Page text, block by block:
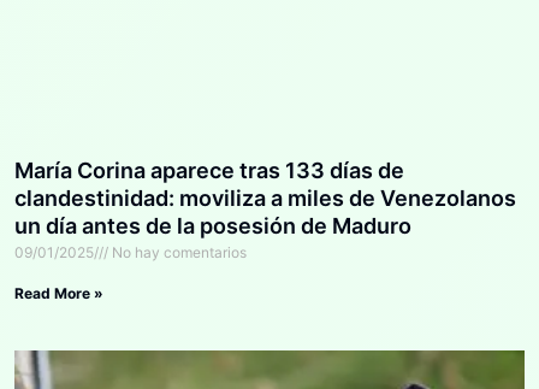
María Corina aparece tras 133 días de
clandestinidad: moviliza a miles de Venezolanos
un día antes de la posesión de Maduro
09/01/2025 No hay comentarios
Read More »